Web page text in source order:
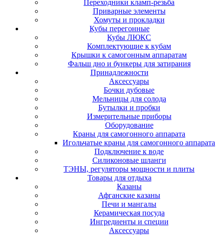
Переходники кламп-резьба
Приварные элементы
Хомуты и прокладки
Кубы перегонные
Кубы ЛЮКС
Комплектующие к кубам
Крышки к самогонным аппаратам
Фальш дно и бункеры для затирания
Принадлежности
Аксессуары
Бочки дубовые
Мельницы для солода
Бутылки и пробки
Измерительные приборы
Оборудование
Краны для самогонного аппарата
Игольчатые краны для самогонного аппарата
Подключение к воде
Силиконовые шланги
ТЭНЫ, регуляторы мощности и плиты
Товары для отдыха
Казаны
Афганские казаны
Печи и мангалы
Керамическая посуда
Ингредиенты и специи
Аксессуары